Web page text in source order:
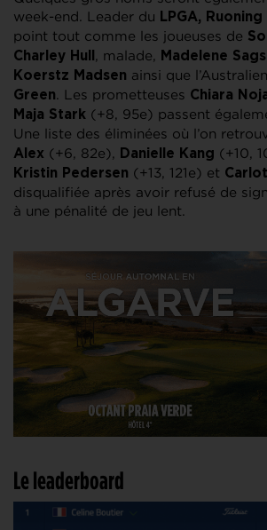
week-end. Leader du LPGA, Ruoning
point tout comme les joueuses de
Charley Hull , malade, Madelene
Koerstz Madsen ainsi que
Green. Les prometteuses Chiara
Maja Stark (+8, 95e) passent
Une liste des éliminées où l’on
Alex (+6, 82e), Danielle Kang (+10,
Kristin Pedersen (+13, 121e) et
disqualifiée après avoir refusé de
à une pénalité de jeu lent.
Le leaderboard